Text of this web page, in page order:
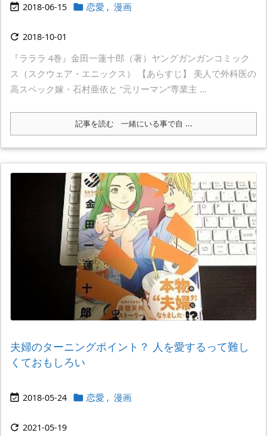
 2018-06-15  恋愛 , 漫画
 2018-10-01
『ラララ 4巻』金田一蓮十郎（著）ヤングガンガンコミック
ス（スクウェア・エニックス） 【あらすじ】 美人で外科医の
高スペック嫁・石村亜依と “元リーマン”専業主 ...
記事を読む 一緒にいる事で自 ...
夫婦のターニングポイント？ 人を愛するって難し
くておもしろい
 2018-05-24  恋愛 , 漫画
 2021-05-19